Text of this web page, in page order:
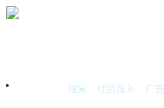
搜索 社区服务 广